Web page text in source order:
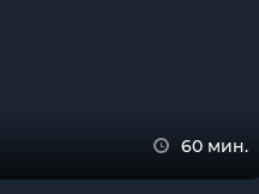
60 мин.